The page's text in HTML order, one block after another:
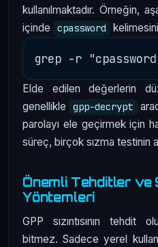
kullanılmaktadır. Örneğin,
içinde
cpassword
Elde edilen değerlerin
genellikle
gpp-decrypt
parolayı ele geçirmek için
süreç, birçok sızma testinin
Önemli Tehditler ve
Yöntemleri
GPP sızıntısının tehdit
bitmez. Sadece yerel